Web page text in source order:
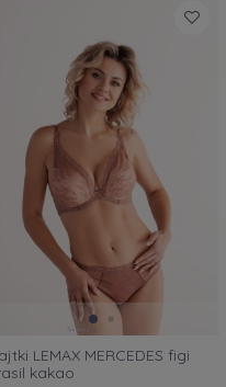
LEMAX MERCEDES figi
kakao